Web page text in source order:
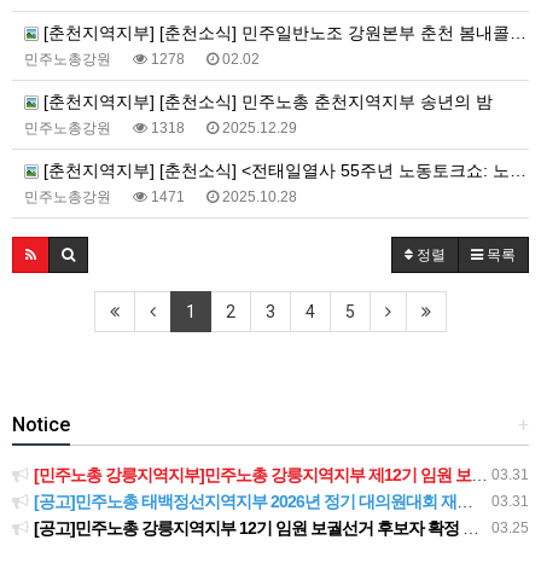
[춘천지역지부] [춘천소식] 민주일반노조 강원본부 춘천 봄내콜 동지들 투쟁 연대 소식
민주노총강원 1278 02.02
[춘천지역지부] [춘천소식] 민주노총 춘천지역지부 송년의 밤
민주노총강원 1318 2025.12.29
[춘천지역지부] [춘천소식] <전태일열사 55주년 노동토크쇼: 노동과 시민이 만나다> 참여
민주노총강원 1471 2025.10.28
정렬 목록
1 2 3 4 5
+
Notice
03.31
[민주노총 강릉지역지부]민주노총 강릉지역지부 제12기 임원 보궐선거결과 공고
03.31
[공고]민주노총 태백정선지역지부 2026년 정기 대의원대회 재소집 건
03.25
[공고]민주노총 강릉지역지부 12기 임원 보궐선거 후보자 확정 공고